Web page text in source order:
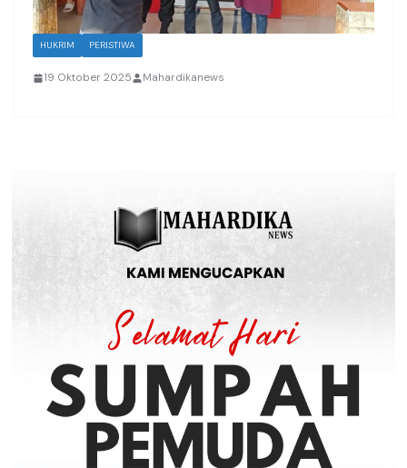
HUKRIM PERISTIWA
19 Oktober 2025 Mahardikanews